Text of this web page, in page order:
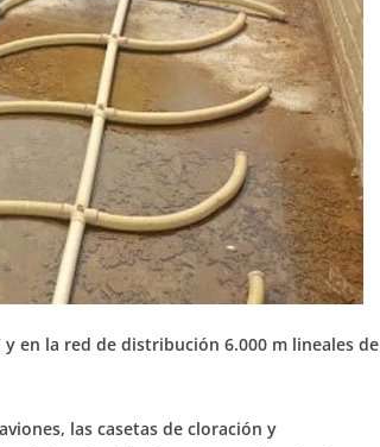
en la red de distribución 6.000 m lineales de
las casetas de cloración y